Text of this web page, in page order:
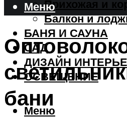
Прихожая и
Балкон и
БАНЯ И САУНА
САД
ДИЗАЙН
ОСВЕЩЕНИЕ
Меню
Меню
бани